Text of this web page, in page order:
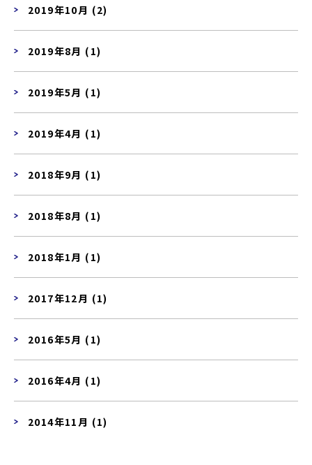
2019年10月 (2)
2019年8月 (1)
2019年5月 (1)
2019年4月 (1)
2018年9月 (1)
2018年8月 (1)
2018年1月 (1)
2017年12月 (1)
2016年5月 (1)
2016年4月 (1)
2014年11月 (1)